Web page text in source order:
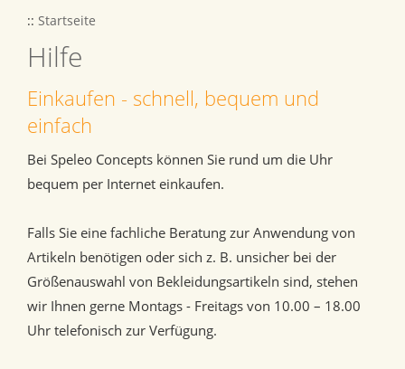
:: Startseite
Hilfe
Einkaufen - schnell, bequem und
einfach
Bei Speleo Concepts können Sie rund um die Uhr
bequem per Internet einkaufen.
Falls Sie eine fachliche Beratung zur Anwendung von
Artikeln benötigen oder sich z. B. unsicher bei der
Größenauswahl von Bekleidungsartikeln sind, stehen
wir Ihnen gerne Montags - Freitags von 10.00 – 18.00
Uhr telefonisch zur Verfügung.